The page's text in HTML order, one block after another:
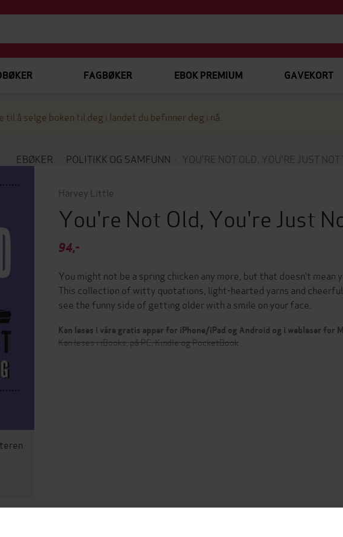
FAGBØKER EBOK PREMIUM GAVEKORT
å selge boken til deg i landet du befinner deg i nå.
EBØKER POLITIKK OG SAMFUNN YOU'RE NOT OLD, YOU'RE JUST
Harvey Little
You're Not Old, You're Just
94,-
You might not be a spring chicken any more, but that doesn’t
This collection of witty quotations, light-hearted yarns and
see the funny side of getting older with a smile on your face.
Kan leses i våre gratis apper for iPhone/iPad og Android og i webleser for
Kan leses i iBooks, på PC, Kindle og PocketBook